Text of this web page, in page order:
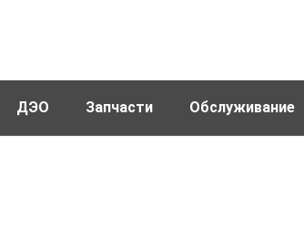
ДЭО Запчасти Обслуживание